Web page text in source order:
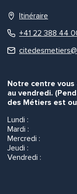
Itinéraire
+41 22 388 44
Notre centre vous
au vendredi.
des Métiers est
Lundi :
Mardi :
Mercredi :
Jeudi :
Vendredi :